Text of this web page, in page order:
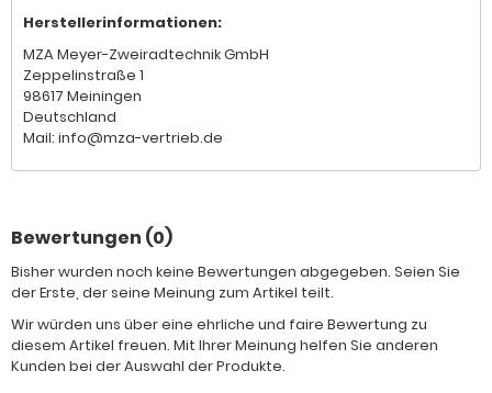
Herstellerinformationen:
MZA Meyer-Zweiradtechnik GmbH
Zeppelinstraße 1
98617 Meiningen
Deutschland
Mail: info@mza-vertrieb.de
Bewertungen (0)
Bisher wurden noch keine Bewertungen abgegeben. Seien Sie
der Erste, der seine Meinung zum Artikel teilt.
Wir würden uns über eine ehrliche und faire Bewertung zu
diesem Artikel freuen. Mit Ihrer Meinung helfen Sie anderen
Kunden bei der Auswahl der Produkte.